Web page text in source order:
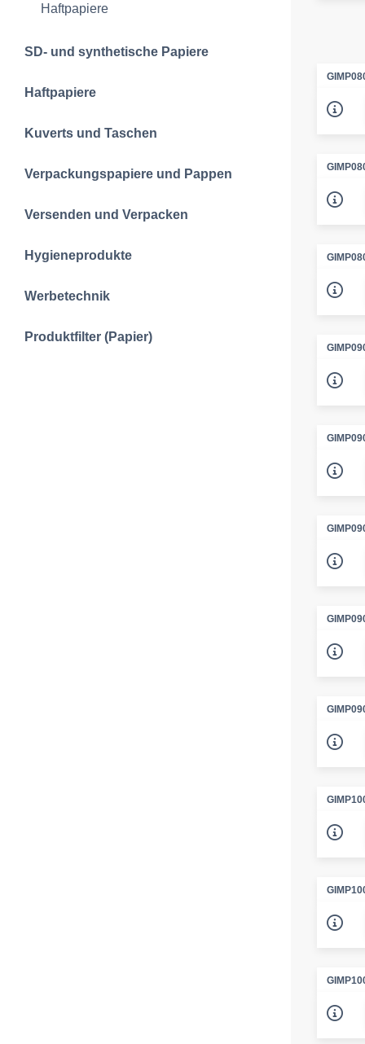
Haftpapiere
SD- und synthetische Papiere
Haftpapiere
Kuverts und Taschen
Verpackungspapiere und Pappen
Versenden und Verpacken
Hygieneprodukte
Werbetechnik
Produktfilter (Papier)